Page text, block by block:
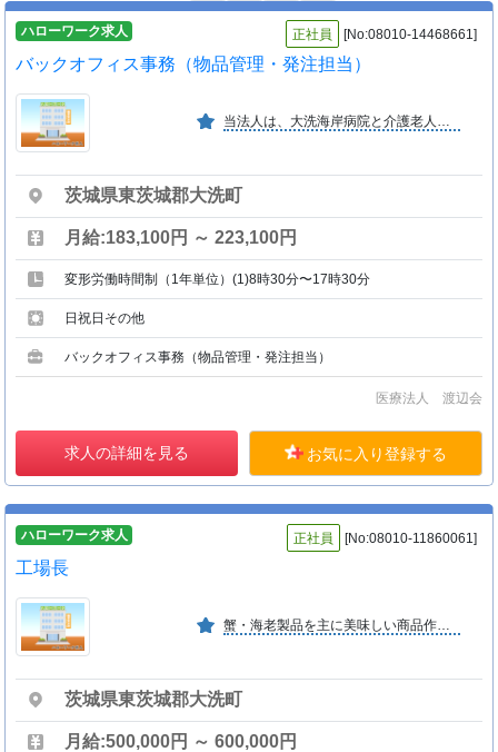
ハローワーク求人 正社員 [No:08010-14468661]
バックオフィス事務（物品管理・発注担当）
当法人は、大洗海岸病院と介護老人保健施設おおあらいを運営しております。「医は仁術」をモットーに、地域住民の皆様へより良い医療・福祉サービスを提供しています。
茨城県東茨城郡大洗町
月給:183,100円 ～ 223,100円
変形労働時間制（1年単位）(1)8時30分〜17時30分
日祝日その他
バックオフィス事務（物品管理・発注担当）
医療法人 渡辺会
求人の詳細を見る お気に入り登録する
ハローワーク求人 正社員 [No:08010-11860061]
工場長
蟹・海老製品を主に美味しい商品作りに取り組んでいます。
茨城県東茨城郡大洗町
月給:500,000円 ～ 600,000円